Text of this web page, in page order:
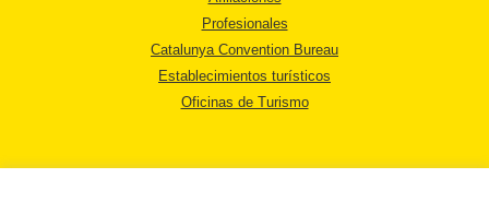
Profesionales
Catalunya Convention Bureau
Establecimientos turísticos
Oficinas de Turismo